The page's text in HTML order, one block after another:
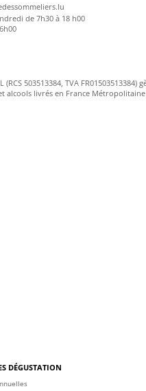
de 7h30 à 18 h00
alcools livrés en France Métropolitaine
DÉGUSTATION